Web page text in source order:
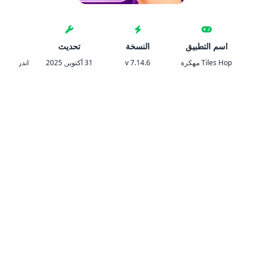
اسم التطبيق
Tiles Hop مهكرة
النسخة
v 7.14.6
تحديث
31 أكتوبر, 2025 اندرويد 5.1 والأحدث